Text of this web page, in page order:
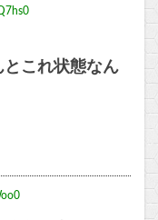
これ状態なん